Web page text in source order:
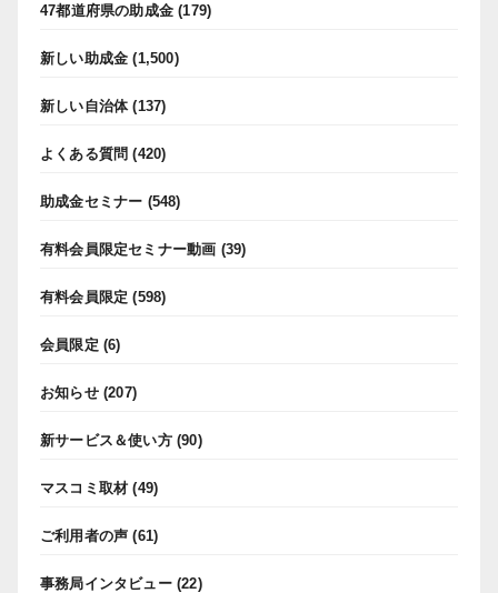
47都道府県の助成金 (179)
新しい助成金 (1,500)
新しい自治体(137)
よくある質問 (420)
助成金セミナー (548)
有料会員限定セミナー動画 (39)
有料会員限定 (598)
会員限定 (6)
お知らせ(207)
新サービス＆使い方(90)
マスコミ取材 (49)
ご利用者の声 (61)
事務局インタビュー(22)